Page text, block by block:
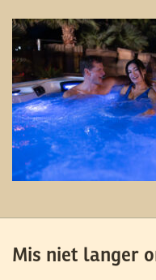
Mis niet langer